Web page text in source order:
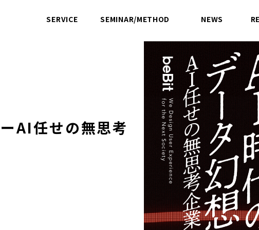
SERVICE SEMINAR/METHOD NEWS
AI任せの無思考